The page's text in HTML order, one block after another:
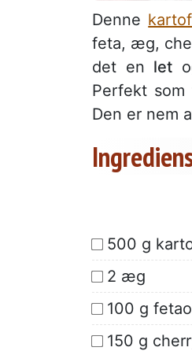
Denne
feta, æg,
det en let
Perfekt
Den er nem
500 g
2 æg
100 g
150 g